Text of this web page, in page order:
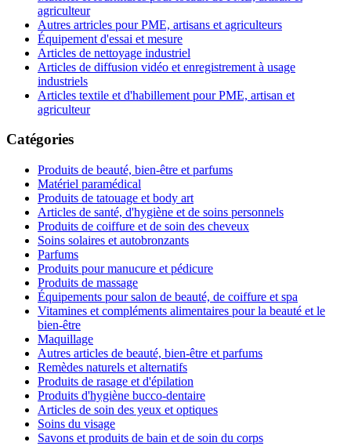
agriculteur
Autres artricles pour PME, artisans et agriculteurs
Équipement d'essai et mesure
Articles de nettoyage industriel
Articles de diffusion vidéo et enregistrement à usage
industriels
Articles textile et d'habillement pour PME, artisan et
agriculteur
Catégories
Produits de beauté, bien-être et parfums
Matériel paramédical
Produits de tatouage et body art
Articles de santé, d'hygiène et de soins personnels
Produits de coiffure et de soin des cheveux
Soins solaires et autobronzants
Parfums
Produits pour manucure et pédicure
Produits de massage
Équipements pour salon de beauté, de coiffure et spa
Vitamines et compléments alimentaires pour la beauté et le
bien-être
Maquillage
Autres articles de beauté, bien-être et parfums
Remèdes naturels et alternatifs
Produits de rasage et d'épilation
Produits d'hygiène bucco-dentaire
Articles de soin des yeux et optiques
Soins du visage
Savons et produits de bain et de soin du corps